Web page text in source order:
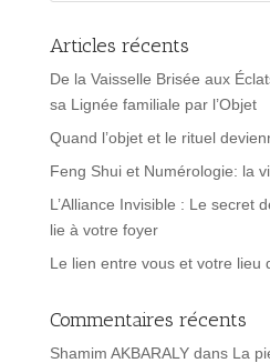
Articles récents
De la Vaisselle Brisée aux
sa Lignée familiale par l’Objet
Quand l’objet et le rituel
Feng Shui et Numérologie: la
L’Alliance Invisible : Le secret
lie à votre foyer
Le lien entre vous et votre lieu
Commentaires récents
Shamim AKBARALYdans La